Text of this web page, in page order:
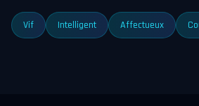
Vif Intelligent Affectueux